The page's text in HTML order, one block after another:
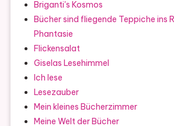
Briganti's Kosmos
Bücher sind fliegende Teppiche ins
Phantasie
Flickensalat
Giselas Lesehimmel
Ich lese
Lesezauber
Mein kleines Bücherzimmer
Meine Welt der Bücher